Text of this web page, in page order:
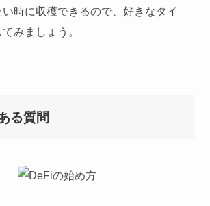
時に収穫できるので、好きなタイ
みましょう。
る質問